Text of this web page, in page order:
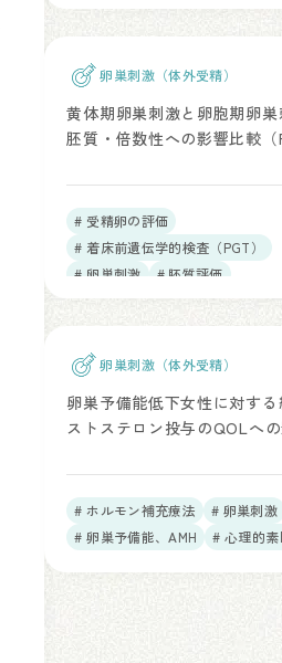
# 総説、RCT、メタアナリシス
卵巣刺激（体外受精）
黄体期卵巣刺激と卵胞期卵巣
胚質・倍数性への影響比較
# 受精卵の評価
# 着床前遺伝学的検査（PGT）
# 卵巣刺激
# 胚質評価
卵巣刺激（体外受精）
卵巣予備能低下女性に対する
ストステロン投与のQOLへ
# ホルモン補充療法
# 卵巣刺激
# 卵巣予備能、AMH
# 心理的素